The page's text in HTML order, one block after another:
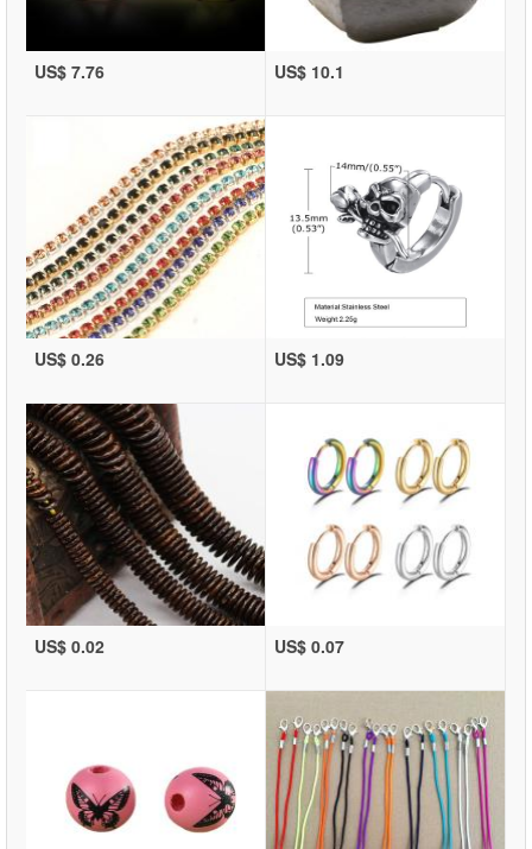
US$ 7.76 US$ 10.1
US$ 0.26 US$ 1.09
US$ 0.02 US$ 0.07